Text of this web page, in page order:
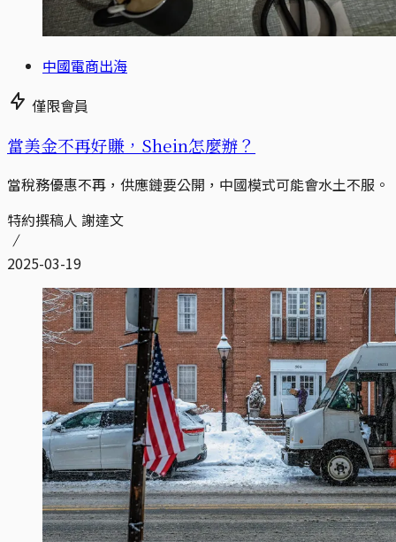
中國電商出海
僅限會員
當美金不再好賺，Shein怎麼辦？
當稅務優惠不再，供應鏈要公開，中國模式可能會水土不服。
特約撰稿人 謝達文
2025-03-19